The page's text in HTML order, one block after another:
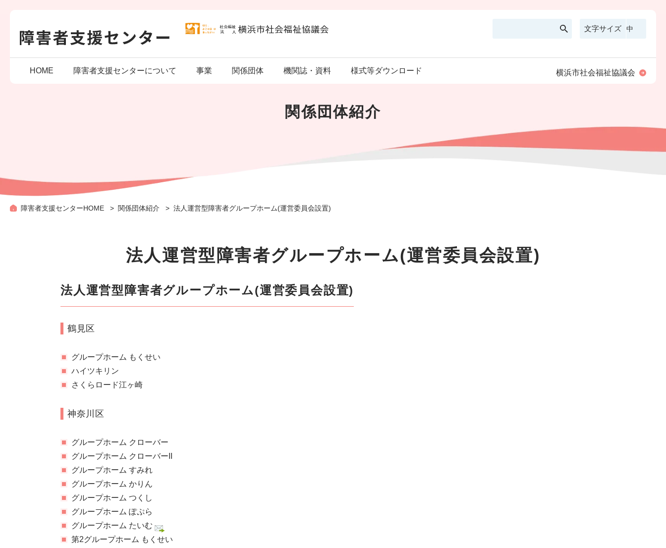
文字サイズ
HOME 障害者支援センターについて 事業 関係団体 機関誌・資料 様式等ダウンロード 横浜市社会福祉協議会
関係団体紹介
障害者支援センターHOME 関係団体紹介 法人運営型障害者グループホーム(運営委員会設置)
法人運営型障害者グループホーム(運営委員会設置)
法人運営型障害者グループホーム(運営委員会設置)
鶴見区
グループホーム もくせい
ハイツキリン
さくらロード江ヶ崎
神奈川区
グループホーム クローバー
グループホーム クローバーII
グループホーム すみれ
グループホーム かりん
グループホーム つくし
グループホーム ぽぷら
グループホーム たいむ
第2グループホーム もくせい